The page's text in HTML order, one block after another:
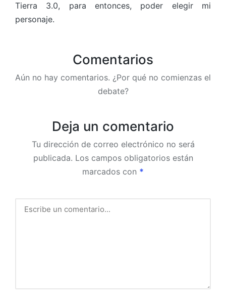
Tierra 3.0, para entonces, poder elegir mi
personaje.
Comentarios
Aún no hay comentarios. ¿Por qué no comienzas el
debate?
Deja un comentario
Tu dirección de correo electrónico no será
publicada. Los campos obligatorios están
marcados con *